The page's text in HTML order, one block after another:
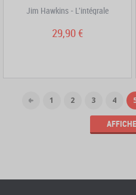
Jim Hawkins - L'intégrale
29,90 €
1 2 3 4